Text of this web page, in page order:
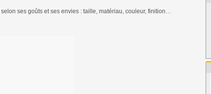
ses goûts et ses envies : taille, matériau, couleur, finition…